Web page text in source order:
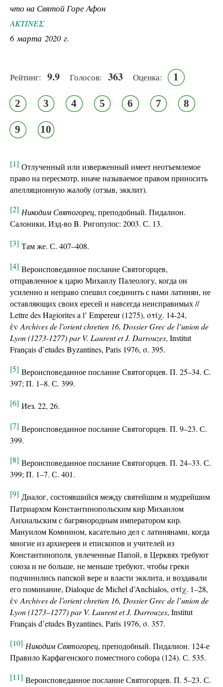
что на Святой Горе Афон
ΑΚΤΙΝΕΣ
6 марта 2020 г.
Рейтинг: 9.9 Голосов: 363 Оценка: 1
2 3 4 5 6 7 8
9 10
[1] Отлученный или изверженный имеет неотъемлемое
право на пересмотр, иначе называемое правом приносить
апелляционную жалобу (отзыв, экклит).
[2] Никодим Святогорец, преподобный. Пидалион.
Салоники, Изд-во Β. Ригопулос: 2003. С. 13.
[3] Там же. С. 407–408.
[4] Вероисповеданное послание Святогорцев,
отправленное к царю Михаилу Палеологу, когда он
усиленно и неправо спешил соединить с нами латинян, не
оставляющих своих ересей и навсегда неисправимых //
Lettre des Hagiorites a l’ Empereur (1275), στίχ. 14-24,
ἐν Archives de l’orient chretien 16, Dossier Grec de l’union de
Lyon (1273-1277) par V. Laurent et J. Darrouzes, Institut
Français d’etudes Byzantines, Paris 1976, σ. 395.
[5] Вероисповеданное послание Святогорцев. П. 25–34. С.
397; П. 1–8. С. 399.
[6] Иез. 22, 26.
[7] Вероисповеданное послание Святогорцев. П. 9–23. С.
399.
[8] Вероисповеданное послание Святогорцев. П. 24–33. С.
399; П. 1–7. С. 401.
[9] Диалог, состоявшийся между святейшим и мудрейшим
Патриархом Константинопольским кир Михаилом
Анхиальским с багрянородным императором кир.
Мануилом Комнином, касательно дел с латинянами, когда
многие из архиереев и епископов и учителей из
Константинополя, увлеченные Папой, в Церквях требуют
союза и не больше, не меньше требуют, чтобы греки
подчинились папской вере и власти экклита, и воздавали
его поминание, Dialoque de Michel d’Anchialos, στίχ. 1–28,
ἐν Archives de l’orient chretien 16, Dossier Grec de l’union de
Lyon (1273–1277) par V. Laurent et J. Darrouzes, Institut
Français d’etudes Byzantines, Paris 1976, σ. 357.
[10] Никодим Святогорец, преподобный. Пидалион. 124-е
Правило Карфагенского поместного собора (124). С. 535.
[11] Вероисповеданное послание Святогорцев. П. 5–23. С.